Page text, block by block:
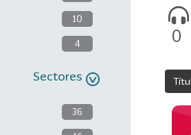
10
4
Sectores
36
0